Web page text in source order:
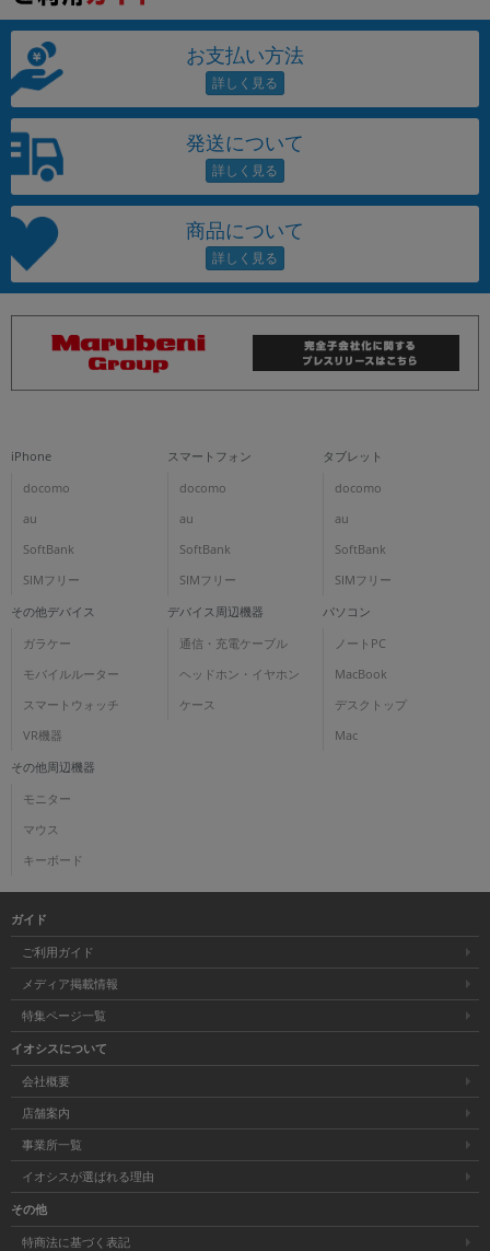
お支払い方法
発送について
商品について
iPhone
docomo
au
SoftBank
SIMフリー
スマートフォン
docomo
au
SoftBank
SIMフリー
タブレット
docomo
au
SoftBank
SIMフリー
その他デバイス
ガラケー
モバイルルーター
スマートウォッチ
VR機器
デバイス周辺機器
通信・充電ケーブル
ヘッドホン・イヤホン
ケース
パソコン
ノートPC
MacBook
デスクトップ
Mac
その他周辺機器
モニター
マウス
キーボード
ガイド
ご利用ガイド
メディア掲載情報
特集ページ一覧
イオシスについて
会社概要
店舗案内
事業所一覧
イオシスが選ばれる理由
その他
特商法に基づく表記